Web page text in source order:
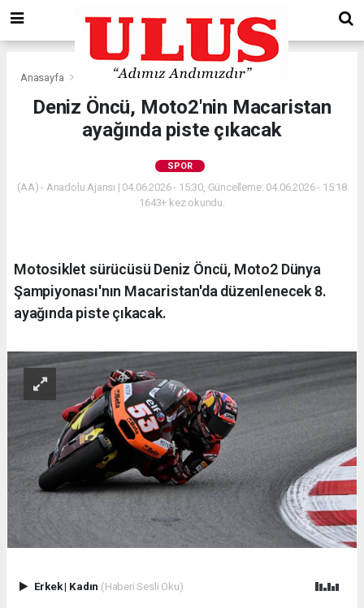
Anasayfa
Deniz Öncü, Moto2'nin Macaristan
ayağında piste çıkacak
SPOR
(AA) - Anadolu Ajansı | 04.06.2026 - 15:30, Güncelleme: 04.06.2026 - 15:18
1643+ kez okundu.
Motosiklet sürücüsü Deniz Öncü, Moto2 Dünya
Şampiyonası'nın Macaristan'da düzenlenecek 8.
ayağında piste çıkacak.
Erkek| Kadın (Haberi Sesli Oku)